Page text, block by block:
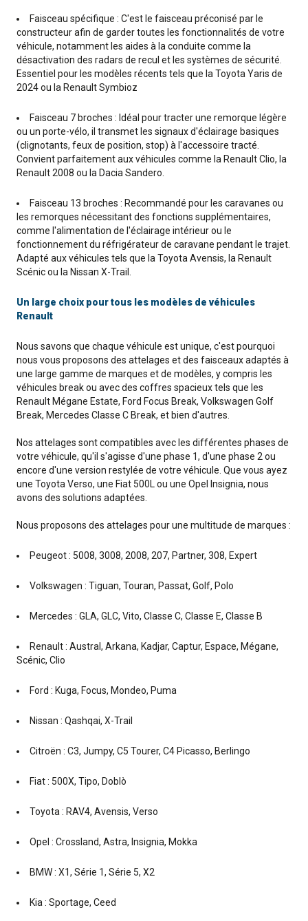
Faisceau spécifique : C'est le faisceau préconisé par le
constructeur afin de garder toutes les fonctionnalités de votre
véhicule, notamment les aides à la conduite comme la
désactivation des radars de recul et les systèmes de sécurité.
Essentiel pour les modèles récents tels que la Toyota Yaris de
2024 ou la Renault Symbioz
Faisceau 7 broches : Idéal pour tracter une remorque légère
ou un porte-vélo, il transmet les signaux d'éclairage basiques
(clignotants, feux de position, stop) à l'accessoire tracté.
Convient parfaitement aux véhicules comme la Renault Clio, la
Renault 2008 ou la Dacia Sandero.
Faisceau 13 broches : Recommandé pour les caravanes ou
les remorques nécessitant des fonctions supplémentaires,
comme l'alimentation de l'éclairage intérieur ou le
fonctionnement du réfrigérateur de caravane pendant le trajet.
Adapté aux véhicules tels que la Toyota Avensis, la Renault
Scénic ou la Nissan X-Trail.
Un large choix pour tous les modèles de véhicules
Renault
Nous savons que chaque véhicule est unique, c'est pourquoi
nous vous proposons des attelages et des faisceaux adaptés à
une large gamme de marques et de modèles, y compris les
véhicules break ou avec des coffres spacieux tels que les
Renault Mégane Estate, Ford Focus Break, Volkswagen Golf
Break, Mercedes Classe C Break, et bien d'autres.
Nos attelages sont compatibles avec les différentes phases de
votre véhicule, qu'il s'agisse d'une phase 1, d'une phase 2 ou
encore d'une version restylée de votre véhicule. Que vous ayez
une Toyota Verso, une Fiat 500L ou une Opel Insignia, nous
avons des solutions adaptées.
Nous proposons des attelages pour une multitude de marques :
Peugeot : 5008, 3008, 2008, 207, Partner, 308, Expert
Volkswagen : Tiguan, Touran, Passat, Golf, Polo
Mercedes : GLA, GLC, Vito, Classe C, Classe E, Classe B
Renault : Austral, Arkana, Kadjar, Captur, Espace, Mégane,
Scénic, Clio
Ford : Kuga, Focus, Mondeo, Puma
Nissan : Qashqai, X-Trail
Citroën : C3, Jumpy, C5 Tourer, C4 Picasso, Berlingo
Fiat : 500X, Tipo, Doblò
Toyota : RAV4, Avensis, Verso
Opel : Crossland, Astra, Insignia, Mokka
BMW : X1, Série 1, Série 5, X2
Kia : Sportage, Ceed